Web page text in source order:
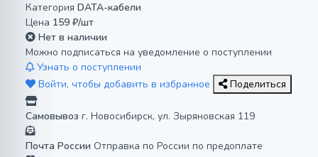
Категория DATA-кабели
Цена 159 ₽/шт
Нет в наличии
Можно подписаться на уведомление о поступлении
Узнать о поступлении
Войти, чтобы добавить в избранное
Поделиться
Самовывоз г. Новосибирск, ул. Зыряновская 119
Почта России Отправка по России по предоплате